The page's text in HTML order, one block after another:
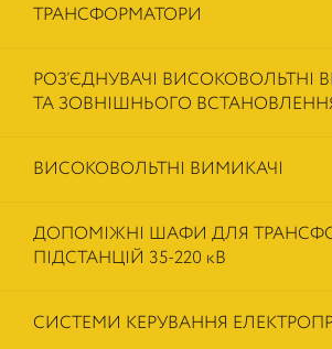
ТРАНСФОРМАТОРИ
РОЗ’ЄДНУВАЧІ ВИСОКОВОЛЬТНІ
ТА ЗОВНІШНЬОГО
ВИСОКОВОЛЬТНІ ВИМИКАЧІ
ДОПОМІЖНІ ШАФИ ДЛЯ
ПІДСТАНЦІЙ 35-220 кВ
СИСТЕМИ КЕРУВАННЯ